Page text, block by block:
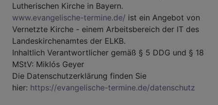
Lutherischen Kirche in Bayern.
www.evangelische-termine.de/ ist ein Angebot von
Vernetzte Kirche - einem Arbeitsbereich der IT des
Landeskirchenamtes der ELKB.
Inhaltlich Verantwortlicher gemäß § 5 DDG und § 18
MStV: Miklós Geyer
Die Datenschutzerklärung finden Sie
hier: https://evangelische-termine.de/datenschutz